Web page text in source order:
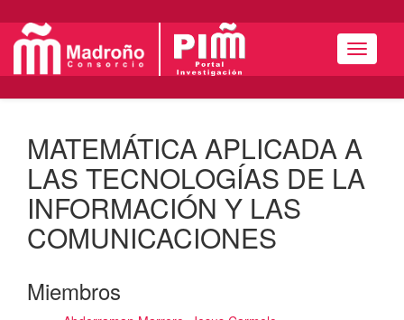
Menú
MATEMÁTICA APLICADA A
LAS TECNOLOGÍAS DE LA
INFORMACIÓN Y LAS
COMUNICACIONES
Miembros